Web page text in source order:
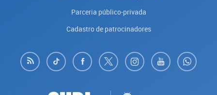
Parceria público-privada
Cadastro de patrocinadores